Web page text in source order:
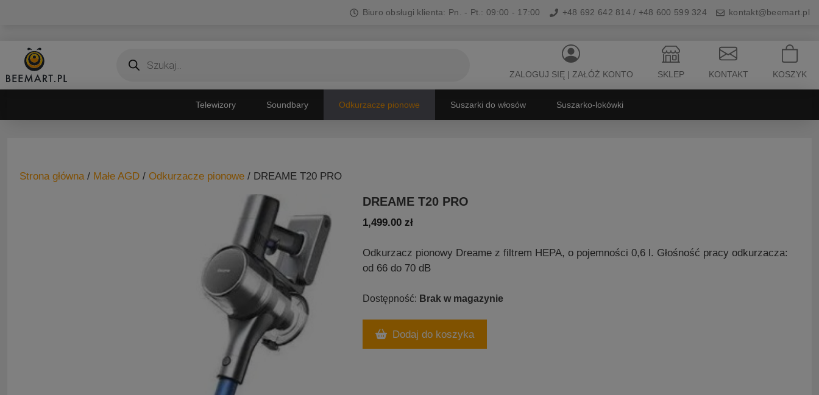
Biuro obsługi klienta: Pn. - Pt.: 09:00 - 17:00 +48 692 642 814 / +48 600 599 324 kontakt@beemart.pl
produktów
ZALOGUJ SIĘ | ZAŁÓŻ KONTO SKLEP KONTAKT KOSZYK
Telewizory Soundbary Odkurzacze pionowe Suszarki do włosów Suszarko-lokówki
Strona główna / Małe AGD / Odkurzacze pionowe / DREAME T20 PRO
DREAME T20 PRO
1,499.00zł
Odkurzacz pionowy Dreame z filtrem HEPA, o pojemności 0,6 l. Głośność pracy odkurzacza:
od 66 do 70 dB
Brak w magazynie
Dodaj do koszyka